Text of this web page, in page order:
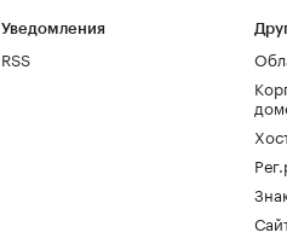
Уведомления
RSS